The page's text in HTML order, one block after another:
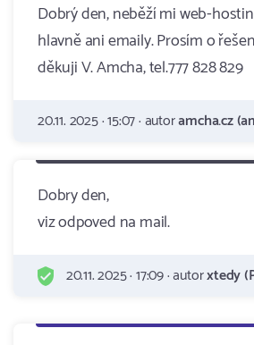
Dobrý den, neběží mi web-
hlavně ani emaily. Prosím o
děkuji V. Amcha, tel.777 828 829
20.11. 2025 · 15:07 · autoramcha.cz
Dobry den,
viz odpoved na mail.
20.11. 2025 · 17:09 · autorxtedy